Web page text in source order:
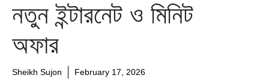
নতুন ইন্টারনেট ও মিনিট
অফার
Sheikh Sujon February 17, 2026